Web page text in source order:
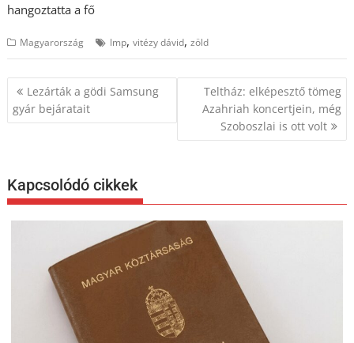
hangoztatta a fő
Magyarország lmp,vitézy dávid,zöld
Bejegyzés
navigáció
Lezárták a gödi Samsung
gyár bejáratait
Teltház: elképesztő tömeg
Azahriah koncertjein, még
Szoboszlai is ott volt
Kapcsolódó cikkek